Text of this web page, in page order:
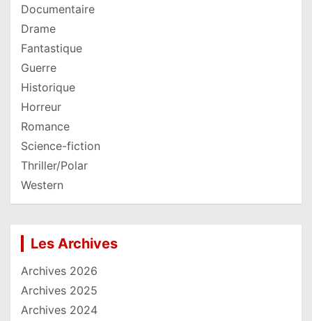
Documentaire
Drame
Fantastique
Guerre
Historique
Horreur
Romance
Science-fiction
Thriller/Polar
Western
Les Archives
Archives 2026
Archives 2025
Archives 2024